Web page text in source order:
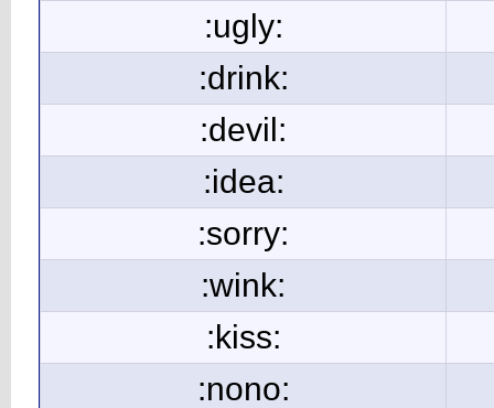
:ugly:
:drink:
:devil:
:idea:
:sorry:
:wink:
:kiss:
:nono: